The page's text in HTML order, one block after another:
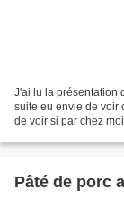
J'ai lu la présentation
suite eu envie de voir
de voir si par chez
Pâté de porc